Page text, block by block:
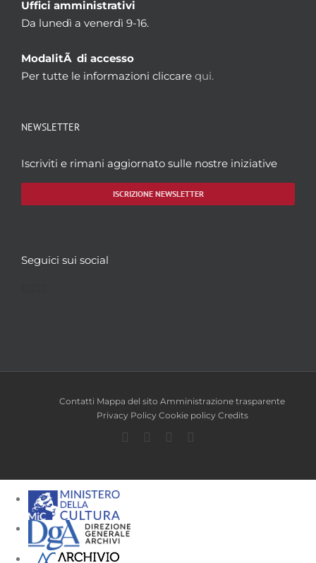
Uffici amministrativi
Da lunedì a venerdì 9-16.
ModalitÃ di accesso
Per tutte le informazioni cliccare qui.
NEWSLETTER
Iscriviti e rimani aggiornato sulle nostre iniziative
ISCRIZIONE NEWSLETTER
Seguici sui social
Contatti Mappa del sito Amministrazione trasparente
Privacy Policy Cookie policy Credits
Facebook
TwitterYouTube